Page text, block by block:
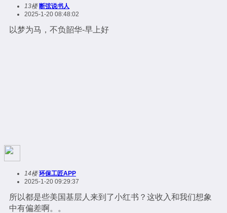
13楼 断弦说书人
2025-1-20 08:48:02
以梦为马，不负韶华-早上好
14楼 环保工匠APP
2025-1-20 09:29:37
所以都是些美国基层人来到了小红书？这收入和我们想象
中有偏差啊。。